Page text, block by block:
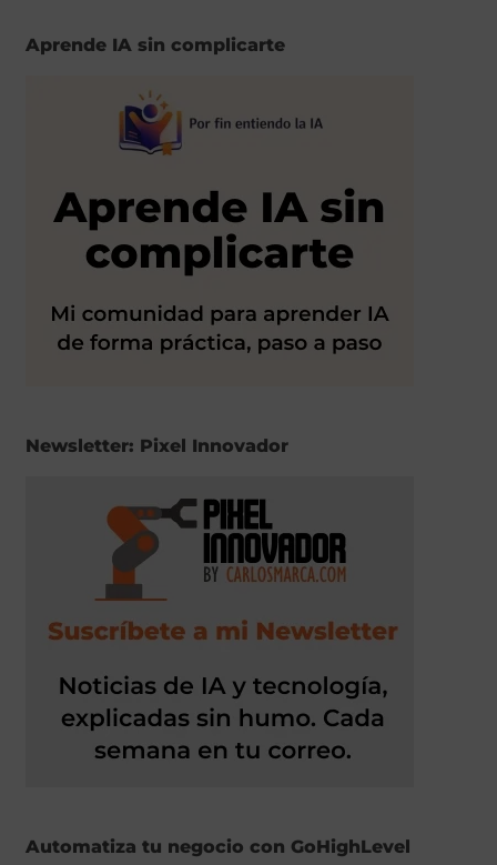
Aprende IA sin complicarte
Newsletter: Pixel Innovador
Automatiza tu negocio con GoHighLevel